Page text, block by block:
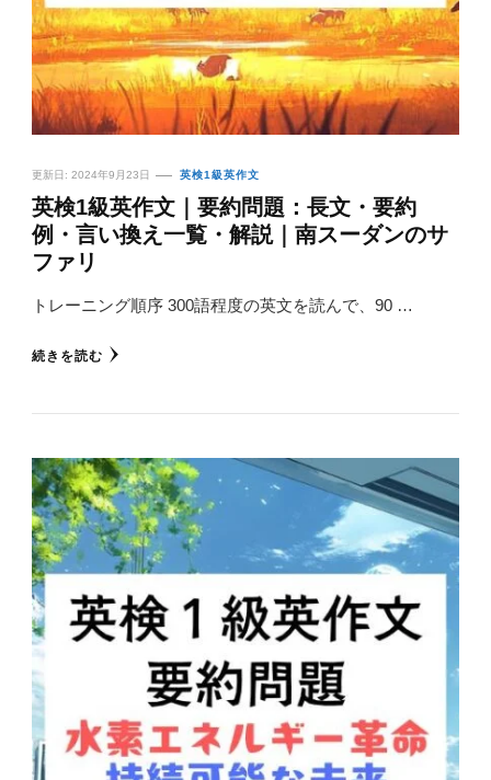
更新日: 2024年9月23日 英検1級英作文
英検1級英作文｜要約問題：長文・要約
例・言い換え一覧・解説｜南スーダンのサ
ファリ
トレーニング順序 300語程度の英文を読んで、90 …
続きを読む